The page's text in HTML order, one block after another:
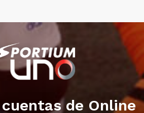
de Online